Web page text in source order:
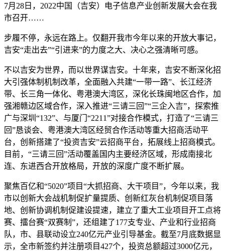
7月28日，2022中国（吉安）电子信息产业创新发展大会在我
市召开……
步履不停，永远在路上。仅翻开我市今年以来的开放大事记，
吉安“走出去”“引进来”的力度之大、决心之强清晰可感。
不以吉安为世界，而以世界谋吉安。十年来，吉安不断深化招
大引强体制机制改革，全面融入共建“一带一路”、长江经济
带、长三角一体化、粤港澳大湾区，深化长珠闽地区合作，加
强湘赣边区域合作，深入推进“三请三回”“三企入吉”，探索推
广与深圳“132”、与厦门“2211”对接合作模式，打造了“三请三
回”恳谈会、粤港澳大湾区经贸合作活动等重大招商活动平
台，创新搭建了“投资吉安”云招商平台，拓展线上招商模式。
目前，“三请三回”活动覆盖国内主要经济区域，形成南接北
连、东进西合开放格局，开放的深度广度不断扩展。
聚焦百亿和“5020”项目“大抓招商、大干项目”，今年以来，我
市以创新大会战机制促扩量提质、创新红灰台机制促项目落
地、创新协调机制促建设提速，建立了重大工业项目开工点将
赛、擂台赛“双赛制”，还组建了177支专业、产业和行业招商
队，市、县联动设立240亿元产业引导基金。截至7月底数据显
示，全市新签约并注册项目427个，投资总额超过3000亿元，